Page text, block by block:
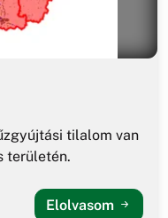
tilalom van
területén.
Elolvasom